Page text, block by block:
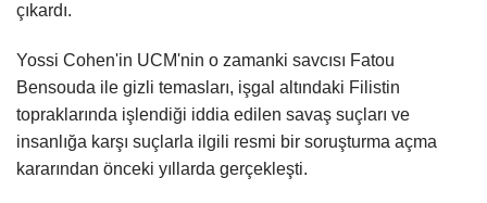
çıkardı.
Yossi Cohen'in UCM'nin o zamanki savcısı Fatou
Bensouda ile gizli temasları, işgal altındaki Filistin
topraklarında işlendiği iddia edilen savaş suçları ve
insanlığa karşı suçlarla ilgili resmi bir soruşturma açma
kararından önceki yıllarda gerçekleşti.